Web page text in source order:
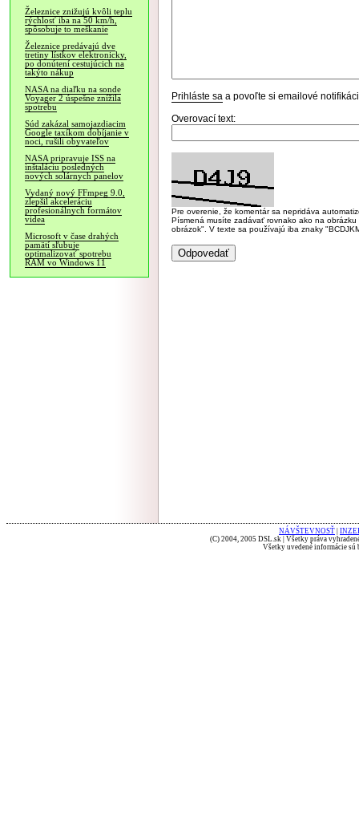
Železnice znižujú kvôli teplu
rýchlosť iba na 50 km/h,
spôsobuje to meškanie
Železnice predávajú dve
tretiny lístkov elektronicky,
po donútení cestujúcich na
takýto nákup
NASA na diaľku na sonde
Voyager 2 úspešne znížila
spotrebu
Súd zakázal samojazdiacim
Google taxíkom dobíjanie v
noci, rušili obyvateľov
NASA pripravuje ISS na
inštaláciu posledných
nových solárnych panelov
Vydaný nový FFmpeg 9.0,
zlepšil akceleráciu
profesionálnych formátov
videa
Microsoft v čase drahých
pamätí sľubuje
optimalizovať spotrebu
RAM vo Windows 11
Prihláste sa a povoľte si emailové
Overovací text:
Pre overenie, že komentár sa nepridáva
Písmená musíte zadávať rovnako ako na
obrázok". V texte sa používajú iba znaky
NÁVŠTEVNOSŤ
(C) 2004, 2005 DSL.sk | Všetky práva
Všetky uvedené informácie sú